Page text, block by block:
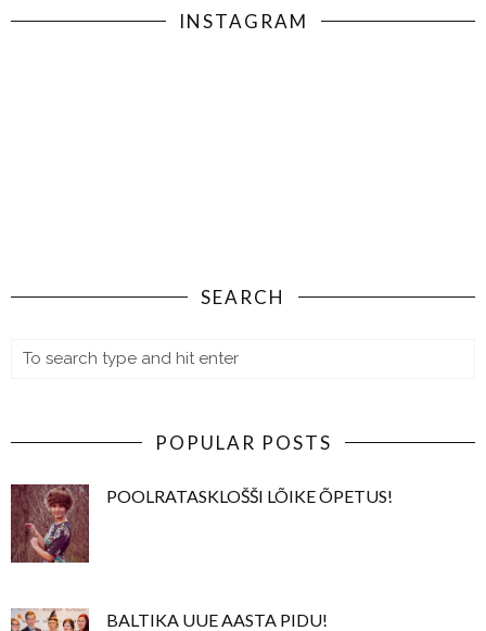
INSTAGRAM
SEARCH
POPULAR POSTS
POOLRATASKLOŠŠI LÕIKE ÕPETUS!
BALTIKA UUE AASTA PIDU!